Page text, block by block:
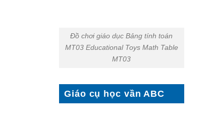
Đồ chơi giáo dục Bảng tính toán
MT03 Educational Toys Math Table
MT03
Giáo cụ học vần ABC